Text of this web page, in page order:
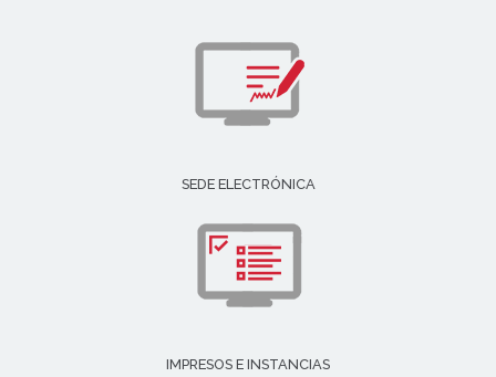
SEDE ELECTRÓNICA
IMPRESOS E INSTANCIAS